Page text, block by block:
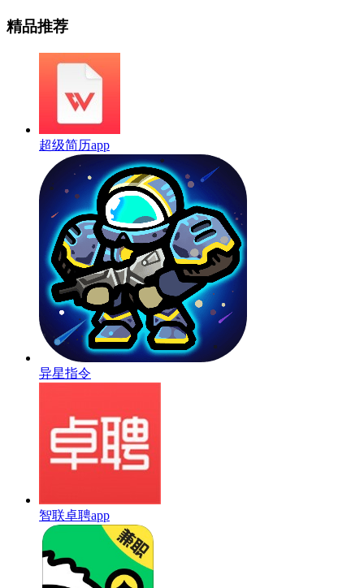
精品推荐
超级简历app
异星指令
智联卓聘app